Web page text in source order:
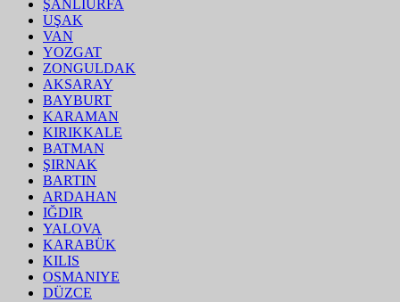
ŞANLIURFA
UŞAK
VAN
YOZGAT
ZONGULDAK
AKSARAY
BAYBURT
KARAMAN
KIRIKKALE
BATMAN
ŞIRNAK
BARTIN
ARDAHAN
IĞDIR
YALOVA
KARABÜK
KILIS
OSMANIYE
DÜZCE